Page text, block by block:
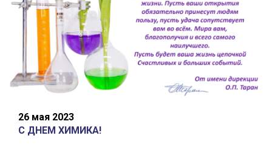
26 мая 2023
С ДНЕМ ХИМИКА!